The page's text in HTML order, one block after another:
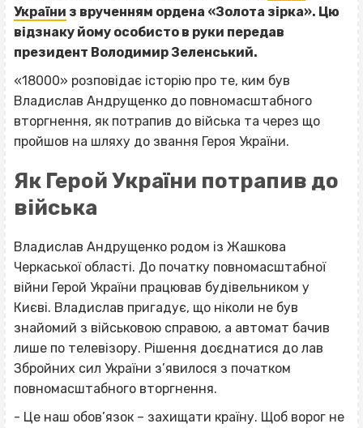
України з врученням ордена «Золота зірка». Цю
відзнаку йому особисто в руки передав
президент Володимир Зеленський.
«18000» розповідає історію про те, ким був
Владислав Андрущенко до повномасштабного
вторгнення, як потрапив до війська та через що
пройшов на шляху до звання Героя України.
Як Герой України потрапив до
війська
Владислав Андрущенко родом із Жашкова
Черкаської області. До початку повномасштабної
війни Герой України працював будівельником у
Києві. Владислав пригадує, що ніколи не був
знайомий з військовою справою, а автомат бачив
лише по телевізору. Рішення доєднатися до лав
Збройних сил України з’явилося з початком
повномасштабного вторгнення.
- Це наш обов’язок – захищати країну. Щоб ворог не